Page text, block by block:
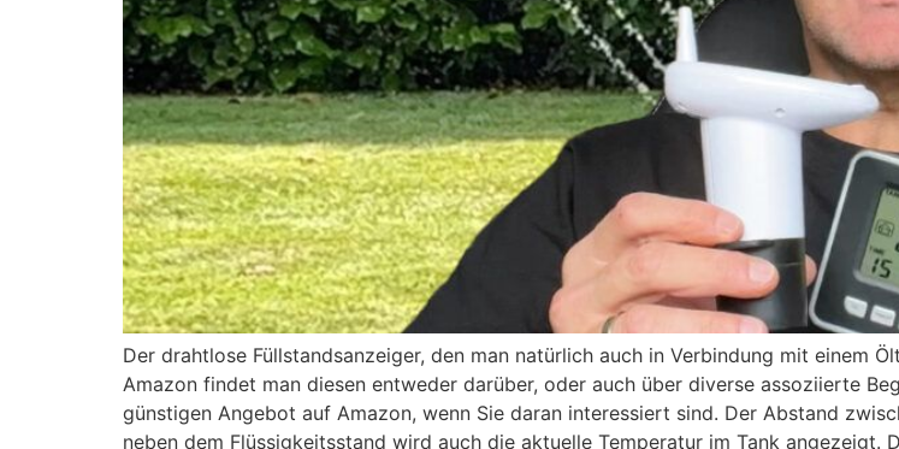
Der drahtlose Füllstandsanzeiger, den man natürlich auch in Verbindung mit einem
Amazon findet man diesen entweder darüber, oder auch über diverse assoziierte
günstigen Angebot auf Amazon, wenn Sie daran interessiert sind. Der Abstand
neben dem Flüssigkeitsstand wird auch die aktuelle Temperatur im Tank